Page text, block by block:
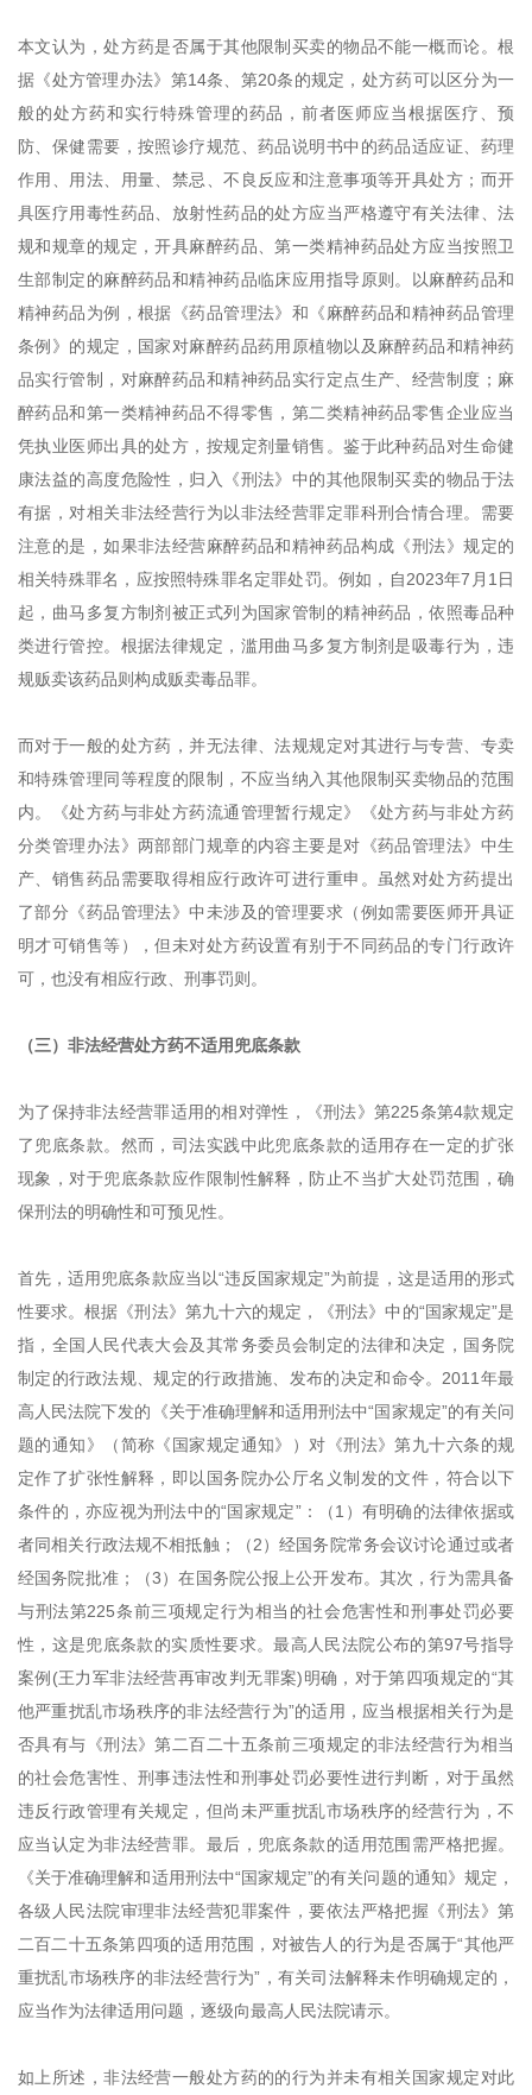
本文认为，处方药是否属于其他限制买卖的物品不能一概而论。根
据《处方管理办法》第14条、第20条的规定，处方药可以区分为一
般的处方药和实行特殊管理的药品，前者医师应当根据医疗、预
防、保健需要，按照诊疗规范、药品说明书中的药品适应证、药理
作用、用法、用量、禁忌、不良反应和注意事项等开具处方；而开
具医疗用毒性药品、放射性药品的处方应当严格遵守有关法律、法
规和规章的规定，开具麻醉药品、第一类精神药品处方应当按照卫
生部制定的麻醉药品和精神药品临床应用指导原则。以麻醉药品和
精神药品为例，根据《药品管理法》和《麻醉药品和精神药品管理
条例》的规定，国家对麻醉药品药用原植物以及麻醉药品和精神药
品实行管制，对麻醉药品和精神药品实行定点生产、经营制度；麻
醉药品和第一类精神药品不得零售，第二类精神药品零售企业应当
凭执业医师出具的处方，按规定剂量销售。鉴于此种药品对生命健
康法益的高度危险性，归入《刑法》中的其他限制买卖的物品于法
有据，对相关非法经营行为以非法经营罪定罪科刑合情合理。需要
注意的是，如果非法经营麻醉药品和精神药品构成《刑法》规定的
相关特殊罪名，应按照特殊罪名定罪处罚。例如，自2023年7月1日
起，曲马多复方制剂被正式列为国家管制的精神药品，依照毒品种
类进行管控。根据法律规定，滥用曲马多复方制剂是吸毒行为，违
规贩卖该药品则构成贩卖毒品罪。
而对于一般的处方药，并无法律、法规规定对其进行与专营、专卖
和特殊管理同等程度的限制，不应当纳入其他限制买卖物品的范围
内。《处方药与非处方药流通管理暂行规定》《处方药与非处方药
分类管理办法》两部部门规章的内容主要是对《药品管理法》中生
产、销售药品需要取得相应行政许可进行重申。虽然对处方药提出
了部分《药品管理法》中未涉及的管理要求（例如需要医师开具证
明才可销售等），但未对处方药设置有别于不同药品的专门行政许
可，也没有相应行政、刑事罚则。
（三）非法经营处方药不适用兜底条款
为了保持非法经营罪适用的相对弹性，《刑法》第225条第4款规定
了兜底条款。然而，司法实践中此兜底条款的适用存在一定的扩张
现象，对于兜底条款应作限制性解释，防止不当扩大处罚范围，确
保刑法的明确性和可预见性。
首先，适用兜底条款应当以“违反国家规定”为前提，这是适用的形式
性要求。根据《刑法》第九十六的规定，《刑法》中的“国家规定”是
指，全国人民代表大会及其常务委员会制定的法律和决定，国务院
制定的行政法规、规定的行政措施、发布的决定和命令。2011年最
高人民法院下发的《关于准确理解和适用刑法中“国家规定”的有关问
题的通知》（简称《国家规定通知》）对《刑法》第九十六条的规
定作了扩张性解释，即以国务院办公厅名义制发的文件，符合以下
条件的，亦应视为刑法中的“国家规定”：（1）有明确的法律依据或
者同相关行政法规不相抵触；（2）经国务院常务会议讨论通过或者
经国务院批准；（3）在国务院公报上公开发布。其次，行为需具备
与刑法第225条前三项规定行为相当的社会危害性和刑事处罚必要
性，这是兜底条款的实质性要求。最高人民法院公布的第97号指导
案例(王力军非法经营再审改判无罪案)明确，对于第四项规定的“其
他严重扰乱市场秩序的非法经营行为”的适用，应当根据相关行为是
否具有与《刑法》第二百二十五条前三项规定的非法经营行为相当
的社会危害性、刑事违法性和刑事处罚必要性进行判断，对于虽然
违反行政管理有关规定，但尚未严重扰乱市场秩序的经营行为，不
应当认定为非法经营罪。最后，兜底条款的适用范围需严格把握。
《关于准确理解和适用刑法中“国家规定”的有关问题的通知》规定，
各级人民法院审理非法经营犯罪案件，要依法严格把握《刑法》第
二百二十五条第四项的适用范围，对被告人的行为是否属于“其他严
重扰乱市场秩序的非法经营行为”，有关司法解释未作明确规定的，
应当作为法律适用问题，逐级向最高人民法院请示。
如上所述，非法经营一般处方药的的行为并未有相关国家规定对此